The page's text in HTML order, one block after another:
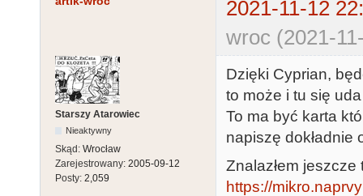
2021-11-12
wroc (2021-
Starszy Atarowiec
Nieaktywny
Skąd: Wrocław
Zarejestrowany: 2005-09-12
Posty: 2,059
Dzięki Cyprian,
to może i tu się
To ma być karta
napiszę dokładnie
Znalazłem jeszcze
https://